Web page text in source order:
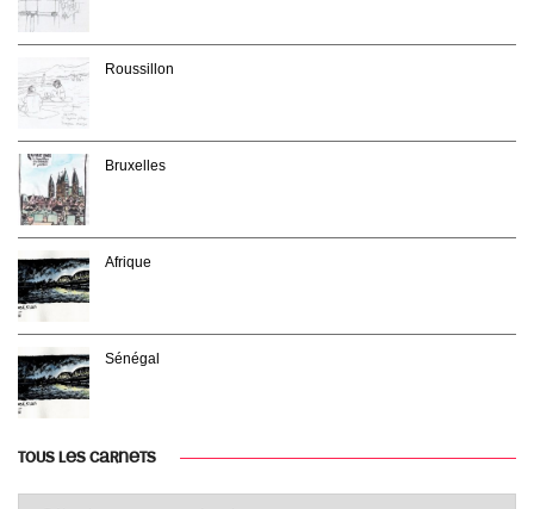
Roussillon
Bruxelles
Afrique
Sénégal
TOUS LES CARNETS